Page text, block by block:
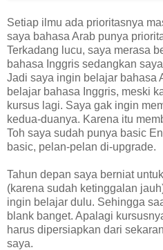
Setiap ilmu ada prioritasnya
saya bahasa Arab punya
Terkadang lucu, saya merasa
bahasa Inggris sedangkan
Jadi saya ingin belajar bahasa
belajar bahasa Inggris, meski
kursus lagi. Saya gak ingin
kedua-duanya. Karena itu
Toh saya sudah punya basic
basic, pelan-pelan di-upgrade.
Tahun depan saya berniat
(karena sudah ketinggalan
ingin belajar dulu. Sehingga
blank banget. Apalagi
harus dipersiapkan dari
saya.